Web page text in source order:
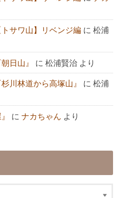
サワ山】リベンジ編 に松浦
日山』 に松浦賢治 より
川林道から高塚山』 に松浦
にナカちゃん より